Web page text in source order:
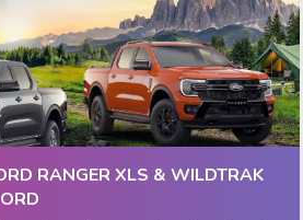
RANGER XLS & WILDTRAK